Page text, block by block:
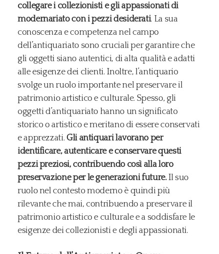
collegare i collezionisti e gli appassionati di
modernariato con i pezzi desiderati. La sua
conoscenza e competenza nel campo
dell’antiquariato sono cruciali per garantire che
gli oggetti siano autentici, di alta qualità e adatti
alle esigenze dei clienti. Inoltre, l’antiquario
svolge un ruolo importante nel preservare il
patrimonio artistico e culturale. Spesso, gli
oggetti d’antiquariato hanno un significato
storico o artistico e meritano di essere conservati
e apprezzati. Gli antiquari lavorano per
identificare, autenticare e conservare questi
pezzi preziosi, contribuendo così alla loro
preservazione per le generazioni future.Il suo
ruolo nel contesto moderno è quindi più
rilevante che mai, contribuendo a preservare il
patrimonio artistico e culturale e a soddisfare le
esigenze dei collezionisti e degli appassionati.